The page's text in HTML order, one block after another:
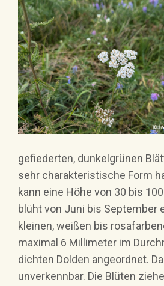
gefiederten, dunkelgrünen
sehr charakteristische Form
kann eine Höhe von 30 bis
blüht von Juni bis September
kleinen, weißen bis
maximal 6 Millimeter im
dichten Dolden angeordnet.
unverkennbar. Die Blüten